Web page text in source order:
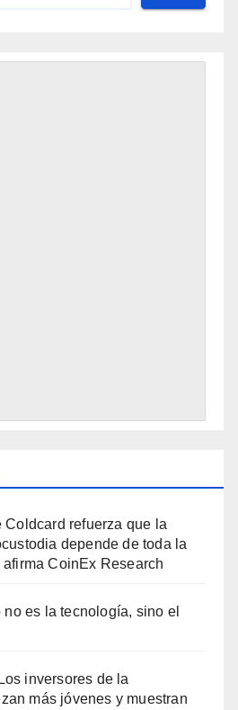
Coldcard refuerza que la
depende de toda la
CoinEx Research
es la tecnología, sino el
inversores de la
más jóvenes y muestran